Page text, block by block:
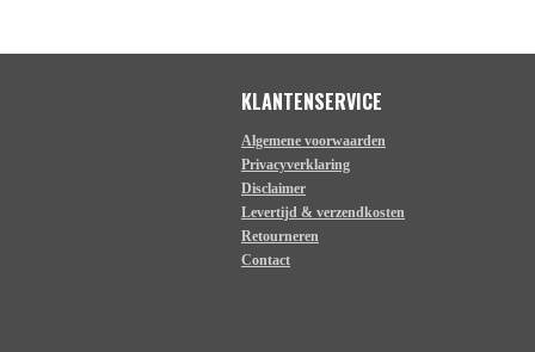
KLANTENSERVICE
Algemene voorwaarden
Privacyverklaring
Disclaimer
Levertijd & verzendkosten
Retourneren
Contact